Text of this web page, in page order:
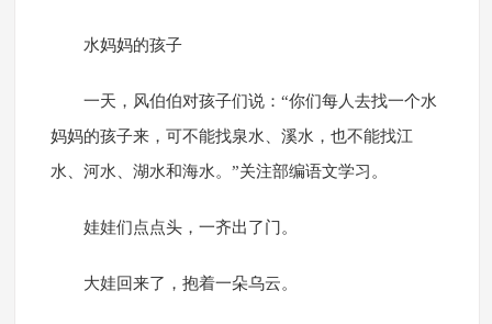
水妈妈的孩子
一天，风伯伯对孩子们说：“你们每人去找一个水
妈妈的孩子来，可不能找泉水、溪水，也不能找江
水、河水、湖水和海水。”关注部编语文学习。
娃娃们点点头，一齐出了门。
大娃回来了，抱着一朵乌云。